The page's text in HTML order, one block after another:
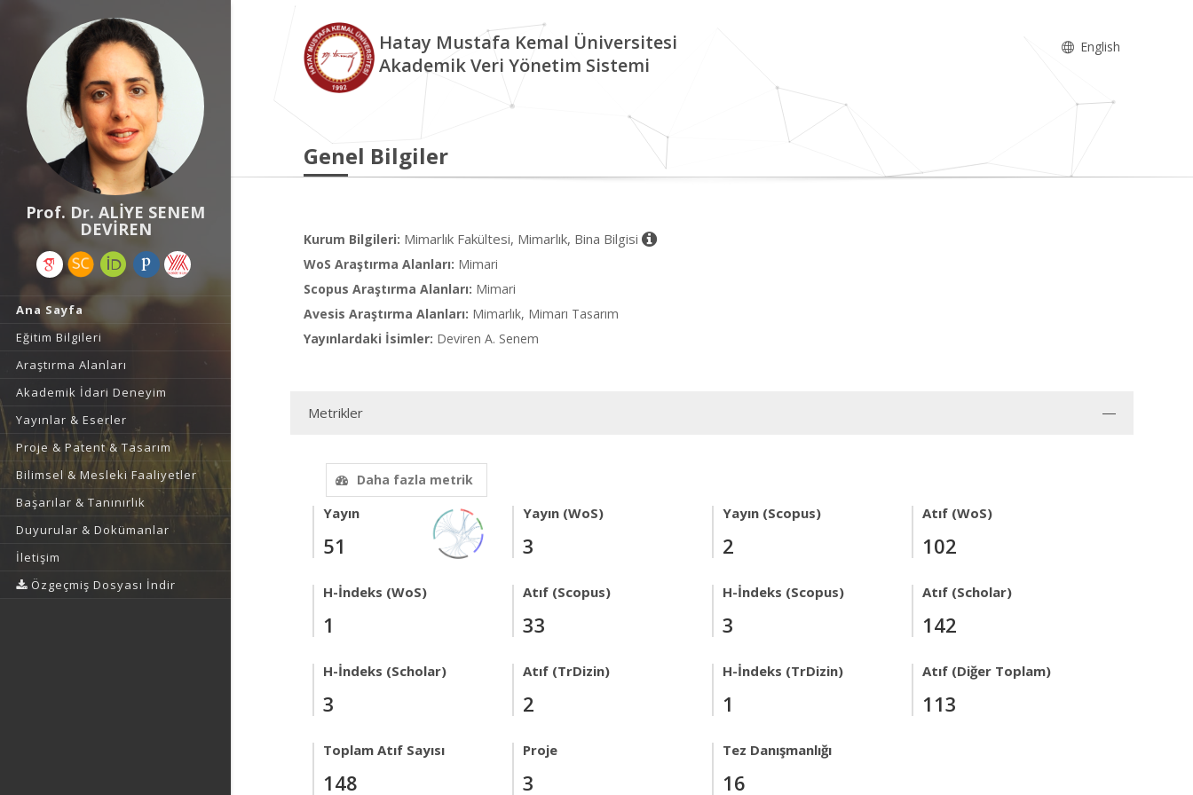
Prof. Dr. ALİYE SENEM
DEVİREN
Ana Sayfa
Eğitim Bilgileri
Araştırma Alanları
Akademik İdari Deneyim
Yayınlar & Eserler
Proje & Patent & Tasarım
Bilimsel & Mesleki Faaliyetler
Başarılar & Tanınırlık
Duyurular & Dokümanlar
İletişim
Özgeçmiş Dosyası İndir
Hatay Mustafa Kemal Üniversitesi
Akademik Veri Yönetim Sistemi
English
Genel Bilgiler
Kurum Bilgileri: Mimarlık Fakültesi, Mimarlık, Bina Bilgisi
WoS Araştırma Alanları: Mimari
Scopus Araştırma Alanları: Mimari
Avesis Araştırma Alanları: Mimarlık, Mimarı Tasarım
Yayınlardaki İsimler: Deviren A. Senem
Metrikler
Daha fazla metrik
Yayın
51
Yayın (WoS)
3
Yayın (Scopus)
2
Atıf (WoS)
102
H-İndeks (WoS)
1
Atıf (Scopus)
33
H-İndeks (Scopus)
3
Atıf (Scholar)
142
H-İndeks (Scholar)
3
Atıf (TrDizin)
2
H-İndeks (TrDizin)
1
Atıf (Diğer Toplam)
113
Toplam Atıf Sayısı
148
Proje
3
Tez Danışmanlığı
16